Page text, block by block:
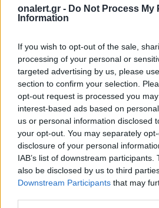
onalert.gr - Do Not Process My
Information
If you wish to opt-out of the sale,
processing of your personal or
targeted advertising by us, please
section to confirm your selection.
opt-out request is processed you
interest-based ads based on
us or personal information disclosed
your opt-out. You may separately
disclosure of your personal
IAB’s list of downstream
also be disclosed by us to third
Downstream Participants that may
Patriot στη Σαουδική
Αραβία: Η στρατηγική της
Αθήνας απέναντι στον
«επιτήδειο ουδέτερο» –
Συμμαχίες με Ισραήλ,
Ινδία και Εμιράτα
ΔΙΑΦΗΜΙΣΗ